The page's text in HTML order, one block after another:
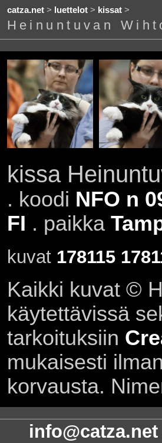
catza.net> luettelot> kissat>
Heinuntuvan
kissa
. koodi NFO n
FI . paikka
kuvat 178115
Kaikki kuvat ©
käytettävissä
tarkoituksiin
mukaisesti
korvausta.
info@catza.net